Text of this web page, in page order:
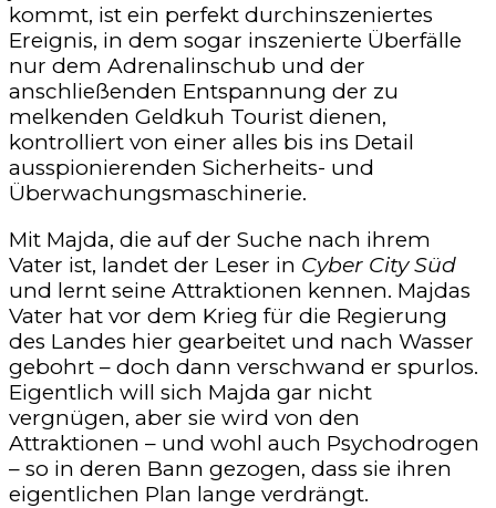
kommt, ist ein perfekt durchinszeniertes
Ereignis, in dem sogar inszenierte Überfälle
nur dem Adrenalinschub und der
anschließenden Entspannung der zu
melkenden Geldkuh Tourist dienen,
kontrolliert von einer alles bis ins Detail
ausspionierenden Sicherheits- und
Überwachungsmaschinerie.
Mit Majda, die auf der Suche nach ihrem
Vater ist, landet der Leser in Cyber City Süd
und lernt seine Attraktionen kennen. Majdas
Vater hat vor dem Krieg für die Regierung
des Landes hier gearbeitet und nach Wasser
gebohrt – doch dann verschwand er spurlos.
Eigentlich will sich Majda gar nicht
vergnügen, aber sie wird von den
Attraktionen – und wohl auch Psychodrogen
– so in deren Bann gezogen, dass sie ihren
eigentlichen Plan lange verdrängt.